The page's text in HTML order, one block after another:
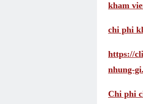
kham
chi phi
https://
nhung-
Chi phi